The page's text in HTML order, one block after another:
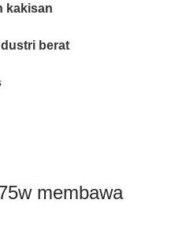
kakisan
berat
membawa